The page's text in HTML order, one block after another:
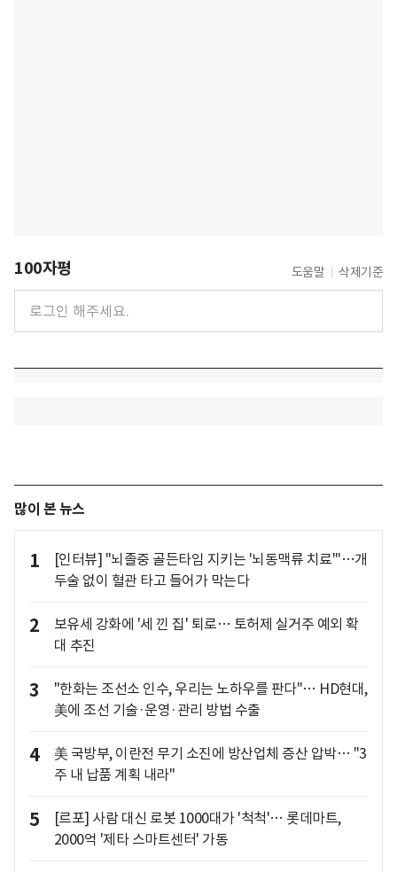
100자평 도움말 삭제기준
많이 본 뉴스
1
[인터뷰] "뇌졸중 골든타임 지키는 '뇌동맥류 치료'"…개
두술 없이 혈관 타고 들어가 막는다
2
보유세 강화에 '세 낀 집' 퇴로… 토허제 실거주 예외 확
대 추진
3
"한화는 조선소 인수, 우리는 노하우를 판다"… HD현대,
美에 조선 기술·운영·관리 방법 수출
4
美 국방부, 이란전 무기 소진에 방산업체 증산 압박… "3
주 내 납품 계획 내라"
5
[르포] 사람 대신 로봇 1000대가 '척척'… 롯데마트,
2000억 '제타 스마트센터' 가동